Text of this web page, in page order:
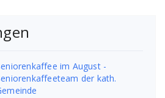
im August -
der kath.